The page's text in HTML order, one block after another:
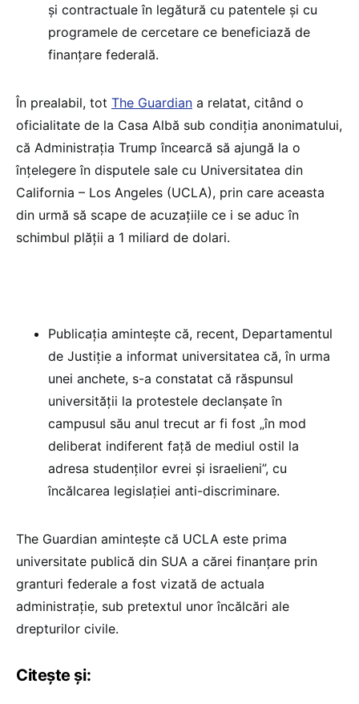
și contractuale în legătură cu patentele și cu
programele de cercetare ce beneficiază de
finanțare federală.
În prealabil, tot The Guardian a relatat, citând o
oficialitate de la Casa Albă sub condiția anonimatului,
că Administrația Trump încearcă să ajungă la o
înțelegere în disputele sale cu Universitatea din
California – Los Angeles (UCLA), prin care aceasta
din urmă să scape de acuzațiile ce i se aduc în
schimbul plății a 1 miliard de dolari.
Publicația amintește că, recent, Departamentul
de Justiție a informat universitatea că, în urma
unei anchete, s-a constatat că răspunsul
universității la protestele declanșate în
campusul său anul trecut ar fi fost „în mod
deliberat indiferent față de mediul ostil la
adresa studenților evrei și israelieni”, cu
încălcarea legislației anti-discriminare.
The Guardian amintește că UCLA este prima
universitate publică din SUA a cărei finanțare prin
granturi federale a fost vizată de actuala
administrație, sub pretextul unor încălcări ale
drepturilor civile.
Citește și: